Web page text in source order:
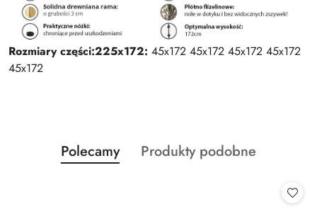
Rozmiary części:225x172: 45x172 45x172 45x172 45x172
45x172
Pomiń karuzelę produktów
Produkty
o
Polecamy
Produkty
Produkty podobne